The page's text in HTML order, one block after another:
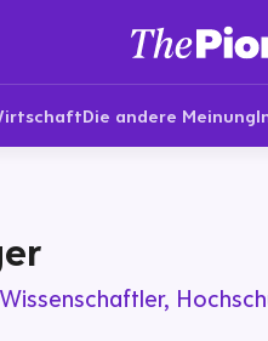
Die andere Meinung